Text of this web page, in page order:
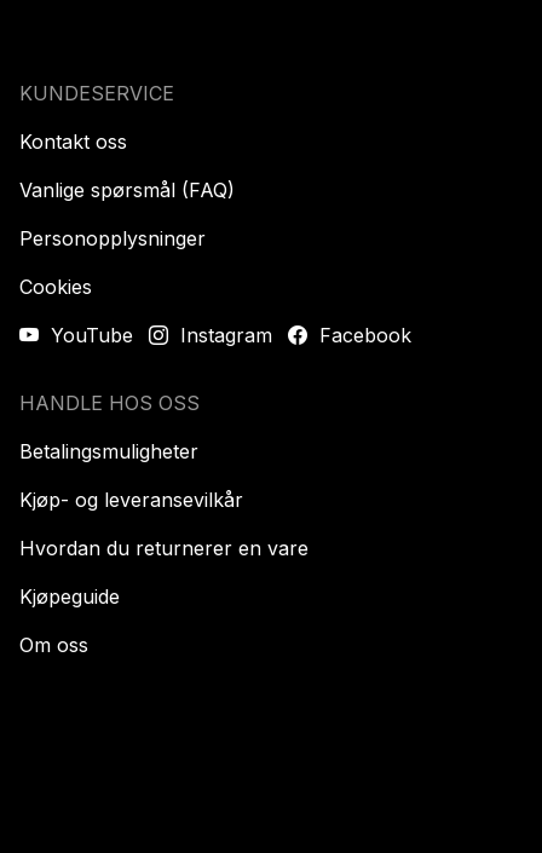
KUNDESERVICE
Kontakt oss
Vanlige spørsmål (FAQ)
Personopplysninger
Cookies
YouTube
Instagram Facebook
HANDLE HOS OSS
Betalingsmuligheter
Kjøp- og leveransevilkår
Hvordan du returnerer en vare
Kjøpeguide
Om oss